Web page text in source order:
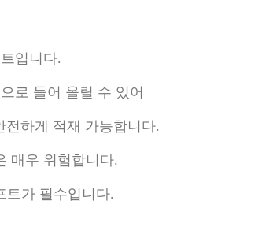
입니다.
로 들어 올릴 수 있어
전하게 적재 가능합니다.
매우 위험합니다.
트가 필수입니다.